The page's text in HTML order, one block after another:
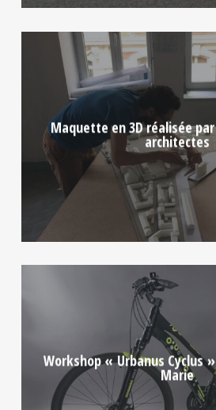
Maquette en 3D réalisée
architectes
Workshop « Urbanus Cyclus
Marie